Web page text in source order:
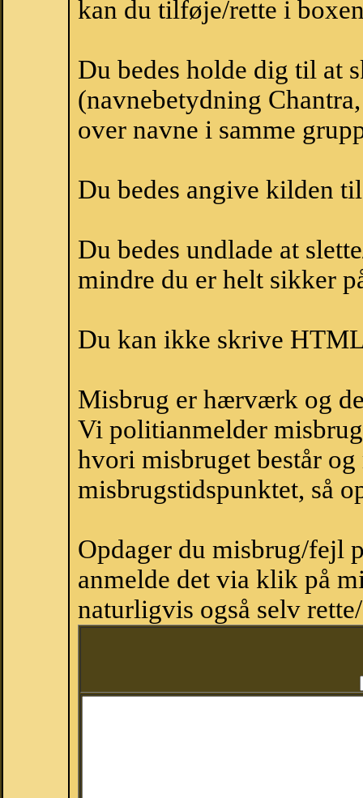
kan du tilføje/rette i
Du bedes holde dig til at
(navnebetydning
over navne i samme
Du bedes angive kilden
Du bedes undlade at
mindre du er helt sikker
Du kan ikke skrive
Misbrug er hærværk og
Vi politianmelder
hvori misbruget består
misbrugstidspunktet, så
Opdager du misbrug/fejl
anmelde det via klik på
naturligvis også selv